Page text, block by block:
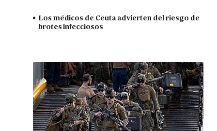
Los médicos de Ceuta advierten del riesgo de
brotes infecciosos